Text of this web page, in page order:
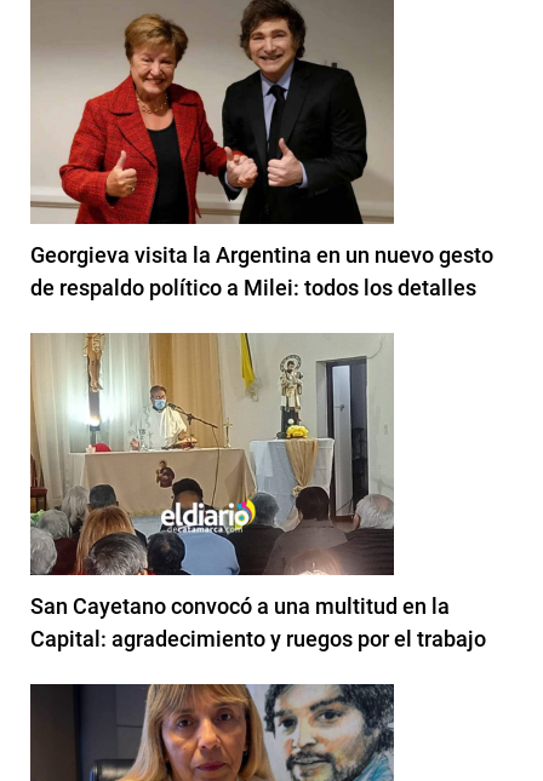
Georgieva visita la Argentina en un nuevo gesto
de respaldo político a Milei: todos los detalles
San Cayetano convocó a una multitud en la
Capital: agradecimiento y ruegos por el trabajo